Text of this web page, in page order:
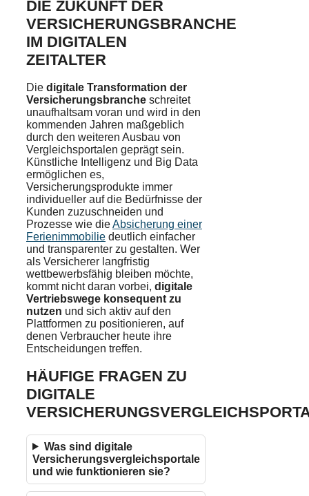
DIE ZUKUNFT DER
VERSICHERUNGSBRANCHE
IM DIGITALEN
ZEITALTER
Die digitale Transformation der
Versicherungsbranche schreitet
unaufhaltsam voran und wird in den
kommenden Jahren maßgeblich
durch den weiteren Ausbau von
Vergleichsportalen geprägt sein.
Künstliche Intelligenz und Big Data
ermöglichen es,
Versicherungsprodukte immer
individueller auf die Bedürfnisse der
Kunden zuzuschneiden und
Prozesse wie dieAbsicherung einer
Ferienimmobilie deutlich einfacher
und transparenter zu gestalten. Wer
als Versicherer langfristig
wettbewerbsfähig bleiben möchte,
kommt nicht daran vorbei, digitale
Vertriebswege konsequent zu
nutzen und sich aktiv auf den
Plattformen zu positionieren, auf
denen Verbraucher heute ihre
Entscheidungen treffen.
HÄUFIGE FRAGEN ZU
DIGITALE
Was sind digitale
Versicherungsvergleichsportale
und wie funktionieren sie?